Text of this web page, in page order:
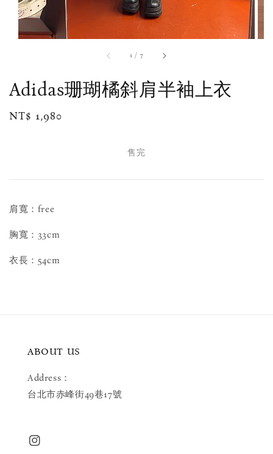
1 / 7
Adidas珊瑚橘斜肩半袖上衣
Regular
NT$ 1,980
售完
肩寬：free
胸寬：33cm
衣長：54cm
ABOUT US
Address：
台北市赤峰街49巷17號